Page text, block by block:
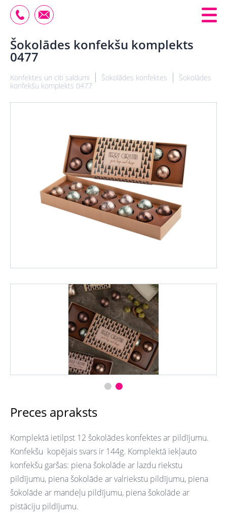
Šokolādes konfekšu komplekts
0477
Konfektes un citi saldumi Šokolādes konfektes
Šokolādes
konfekšu komplekts 0477
Preces apraksts
Komplektā ietilpst 12 šokolādes konfektes ar pildījumu.
Konfekšu kopējais svars ir 144g. Komplektā iekļauto
konfekšu garšas: piena šokolāde ar lazdu riekstu
pildījumu, piena šokolāde ar valriekstu pildījumu, piena
šokolāde ar mandeļu pildījumu, piena šokolāde ar
pistāciju pildījumu.